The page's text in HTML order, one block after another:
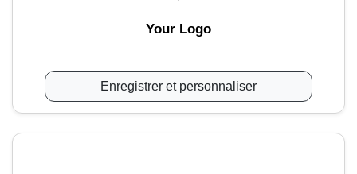
Your Logo
Enregistrer et personnaliser